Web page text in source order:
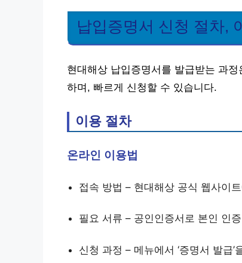
납입증명서 신청 절차,
현대해상 납입증명서를 발급받는 과
하며, 빠르게 신청할 수 있습니다.
이용 절차
온라인 이용법
접속 방법 – 현대해상 공식 웹사이
필요 서류 – 공인인증서로 본인 인
신청 과정 – 메뉴에서 ‘증명서 발급